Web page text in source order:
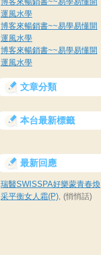
運風水學
博客來暢銷書~~易學易懂開
運風水學
博客來暢銷書~~易學易懂開
運風水學
文章分類
本台最新標籤
最新回應
瑞醫SWISSPA好樂蒙青春煥
采平衡女人霜(P), (悄悄話)